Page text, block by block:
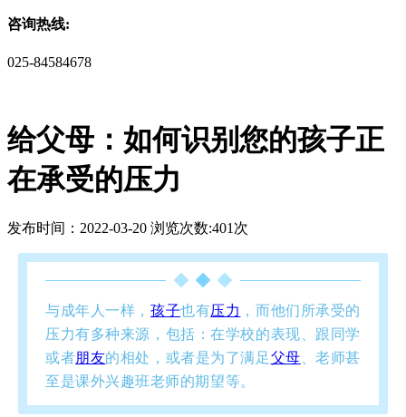
咨询热线:
025-84584678
给父母：如何识别您的孩子正
在承受的压力
发布时间：2022-03-20 浏览次数:401次
与成年人一样， 孩子也有压力 ，而他们所承受的
压力有多种来源，包括：在学校的表现、跟同学
或者朋友的相处，或者是为了满足父母、老师甚
至是课外兴趣班老师的期望等。